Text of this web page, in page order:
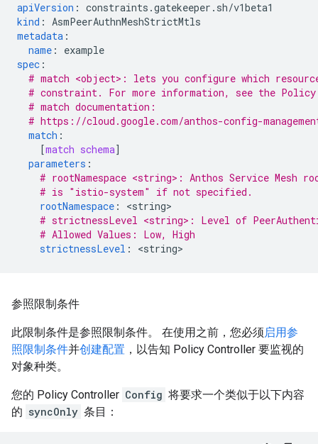
apiVersion : constraints.gatekeeper.sh/v1beta1
kind : AsmPeerAuthnMeshStrictMtls
metadata :
name :
example
spec :
# match <object>: lets you configure which
# constraint. For more information, see the
# match documentation:
# https://cloud.google.com/anthos-config-
match :
[match schema]
parameters :
# rootNamespace <string>: Anthos Service Mesh
# is "istio-system" if not specified.
rootNamespace : <string
# strictnessLevel <string>: Level of
# Allowed Values: Low, High
strictnessLevel : <string
参照限制条件
此限制条件是参照限制条件。 在使用之前，您必须启用参
照限制条件并创建配置 ，以告知 Policy Controller 要监视的
对象种类。
您的 Policy Controller Config 将要求一个类似于以下内容
的 syncOnly 条目：